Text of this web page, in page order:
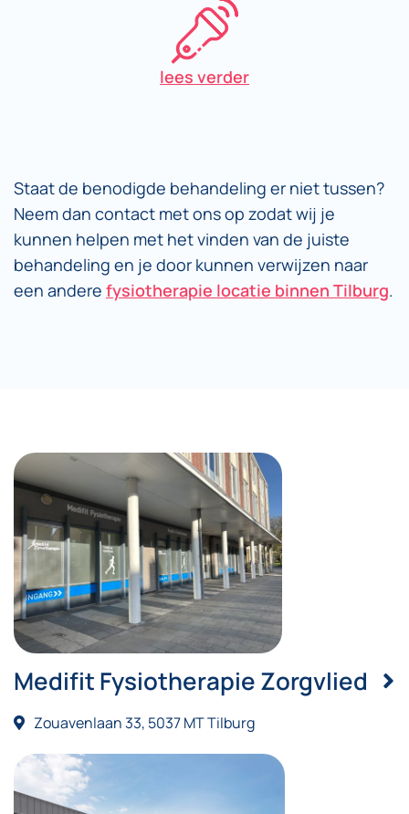
lees verder
Staat de benodigde behandeling er niet tussen?
Neem dan contact met ons op zodat wij je
kunnen helpen met het vinden van de juiste
behandeling en je door kunnen verwijzen naar
een andere fysiotherapie locatie binnen Tilburg.
Medifit Fysiotherapie Zorgvlied
Zouavenlaan 33, 5037 MT Tilburg